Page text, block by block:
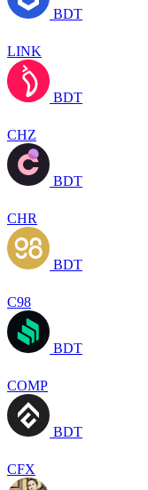
BDT
LINK
BDT
CHZ
BDT
CHR
BDT
C98
BDT
COMP
BDT
CFX